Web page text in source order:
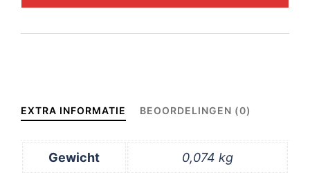
EXTRA INFORMATIE BEOORDELINGEN (0)
Gewicht 0,074 kg